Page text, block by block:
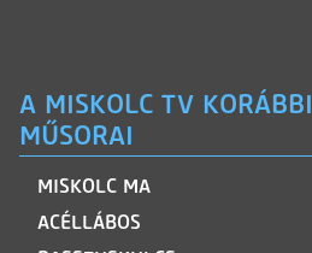
A MISKOLC TV KORÁBBI
MŰSORAI
MISKOLC MA
ACÉLLÁBOS